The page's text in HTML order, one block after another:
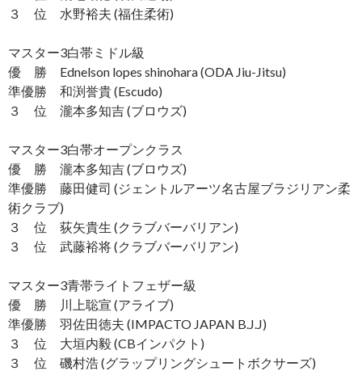
３ 位 水野裕夫 (福住柔術)
マスター3白帯ミドル級
優 勝 Ednelson lopes shinohara (ODA Jiu-Jitsu)
準優勝 和渕誉貴 (Escudo)
３ 位 瀧本多知吉 (ブロウズ)
マスター3白帯オープンクラス
優 勝 瀧本多知吉 (ブロウズ)
準優勝 藤田健司 (ジェントルアーツ名古屋ブラジリアン柔
術クラブ)
３ 位 荻矢貴生 (クラブバーバリアン)
３ 位 武藤裕将 (クラブバーバリアン)
マスター3青帯ライトフェザー級
優 勝 川上聡宣 (アライブ)
準優勝 羽佐田徳夫 (IMPACTO JAPAN B.J.J)
３ 位 大垣内毅 (CBインパクト)
３ 位 磯村浩 (グラップリングシュートボクサーズ)